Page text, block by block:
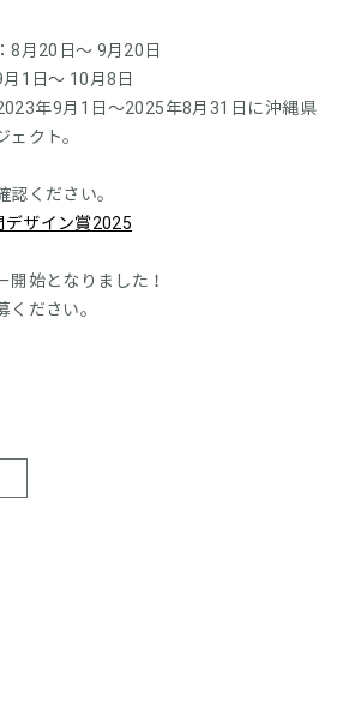
8月20日～ 9月20日
1日～ 10月8日
年9月1日～2025年8月31日に沖縄県
クト。
ください。
デザイン賞2025
開始となりました！
ださい。